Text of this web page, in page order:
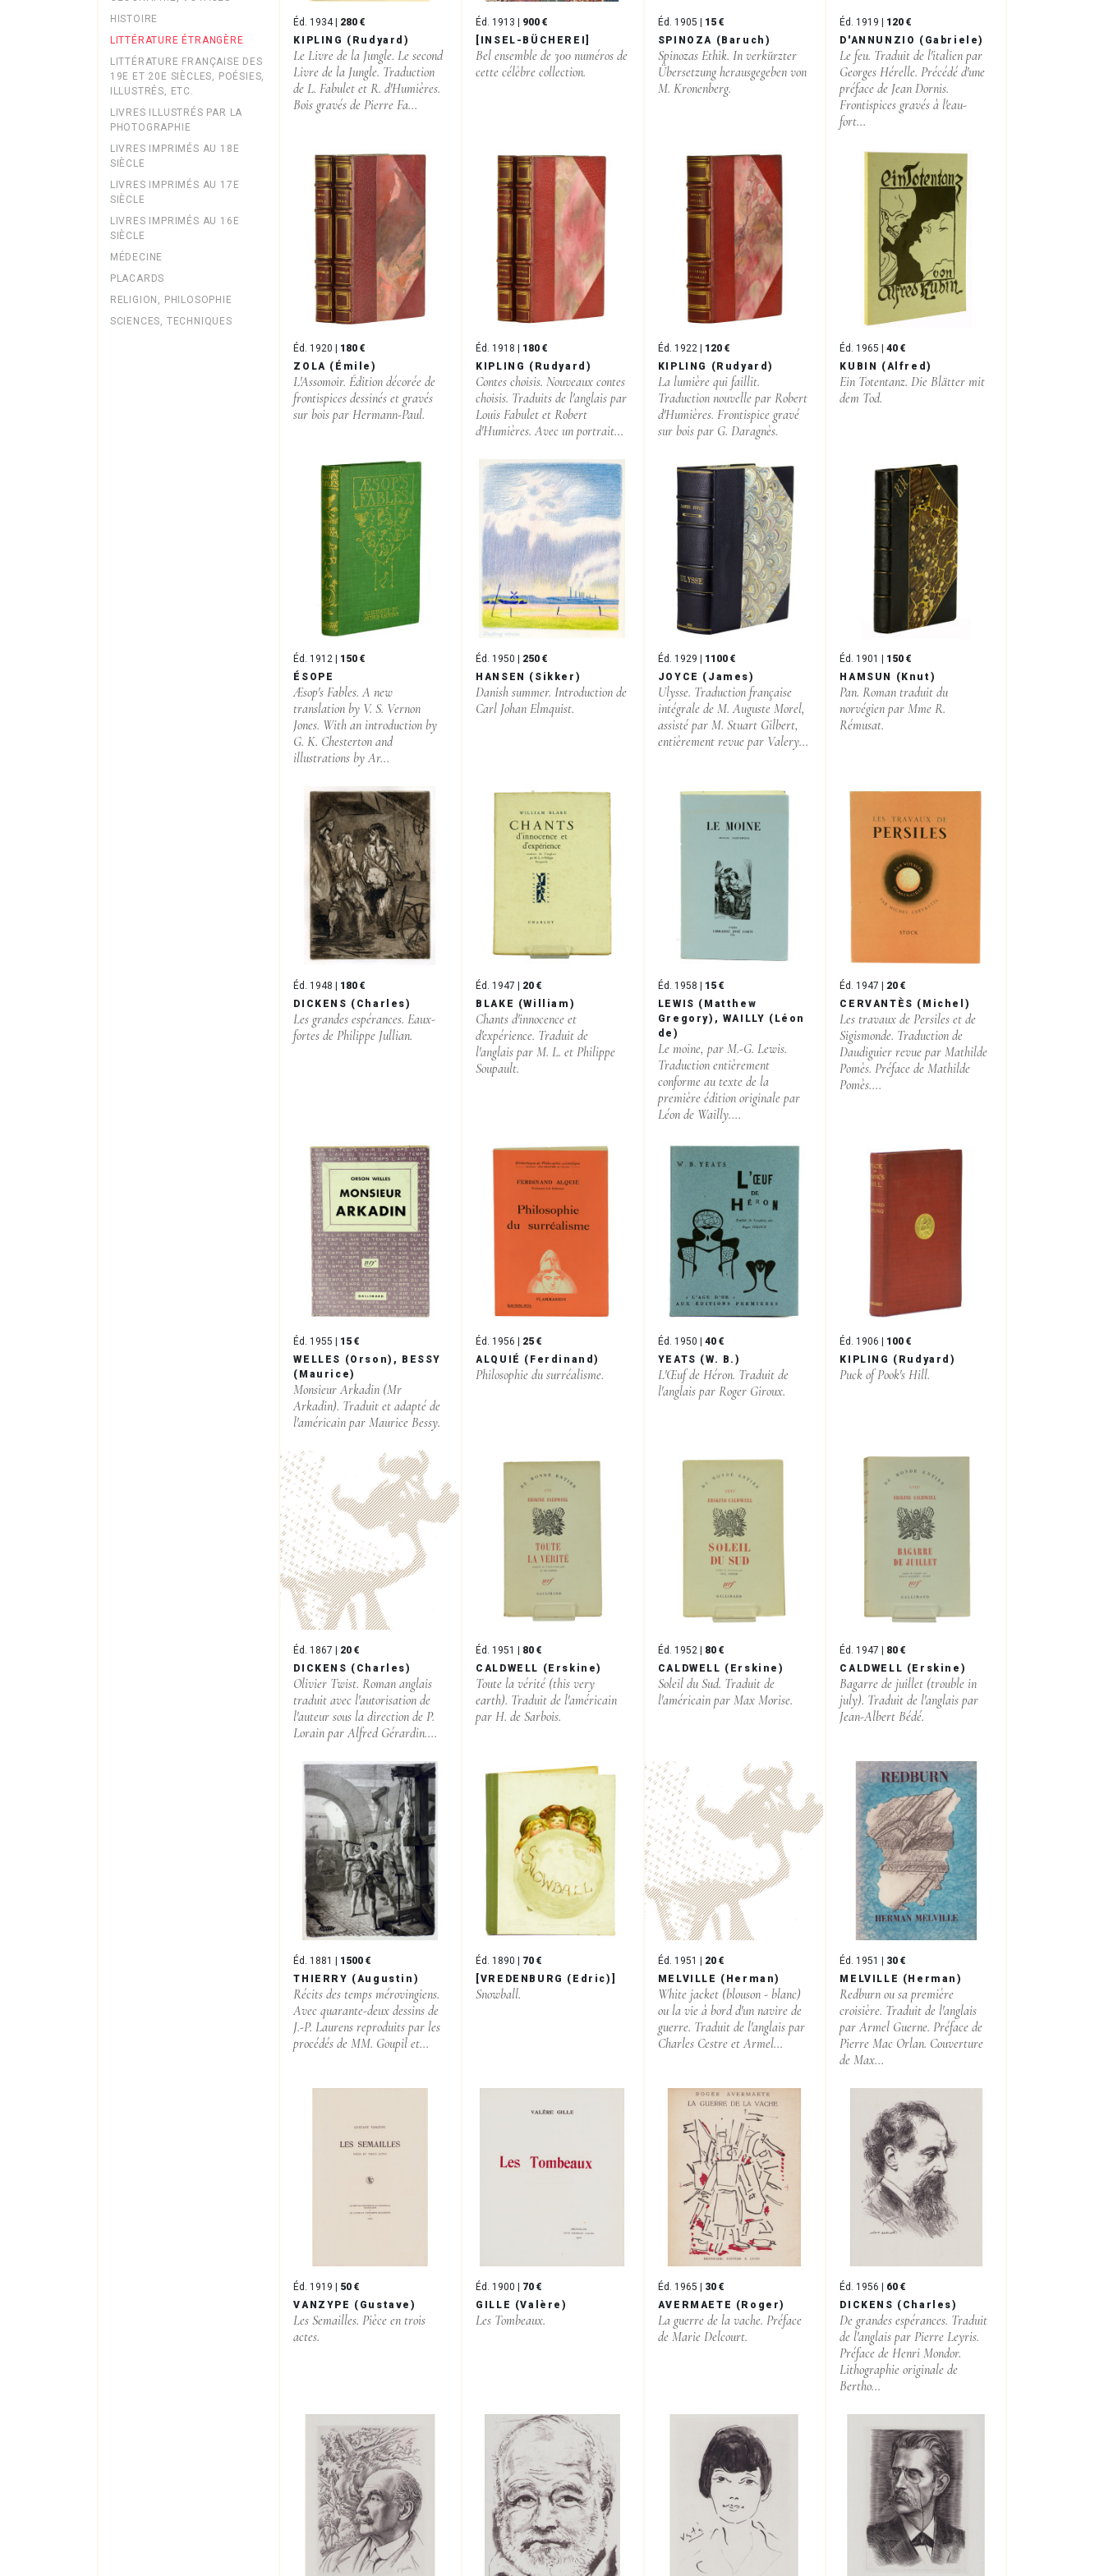
HISTOIRE
LITTÉRATURE ÉTRANGÈRE
LITTÉRATURE FRANÇAISE DES
19E ET 20E SIÈCLES, POÉSIES,
ILLUSTRÉS, ETC.
LIVRES ILLUSTRÉS PAR LA
PHOTOGRAPHIE
LIVRES IMPRIMÉS AU 18E
SIÈCLE
LIVRES IMPRIMÉS AU 17E
SIÈCLE
LIVRES IMPRIMÉS AU 16E
SIÈCLE
MÉDECINE
PLACARDS
RELIGION, PHILOSOPHIE
SCIENCES, TECHNIQUES
Éd. 1934 | 280 €
KIPLING (Rudyard)
Le Livre de la Jungle. Le second
Livre de la Jungle. Traduction
de L. Fabulet et R. d'Humières.
Bois gravés de Pierre Fa...
Éd. 1913 | 900 €
[INSEL-BÜCHEREI]
Bel ensemble de 300 numéros de
cette célèbre collection.
Éd. 1905 | 15 €
SPINOZA (Baruch)
Spinozas Ethik. In verkürzter
Übersetzung herausgegeben von
M. Kronenberg.
Éd. 1919 | 120 €
D'ANNUNZIO (Gabriele)
Le feu. Traduit de l'italien par
Georges Hérelle. Précédé d'une
préface de Jean Dornis.
Frontispices gravés à l'eau-
fort...
Éd. 1920 | 180 €
ZOLA (Émile)
L'Assomoir. Édition décorée de
frontispices dessinés et gravés
sur bois par Hermann-Paul.
Éd. 1918 | 180 €
KIPLING (Rudyard)
Contes choisis. Nouveaux contes
choisis. Traduits de l'anglais par
Louis Fabulet et Robert
d'Humières. Avec un portrait...
Éd. 1922 | 120 €
KIPLING (Rudyard)
La lumière qui faillit.
Traduction nouvelle par Robert
d'Humières. Frontispice gravé
sur bois par G. Daragnès.
Éd. 1965 |40 €
KUBIN (Alfred)
Ein Totentanz. Die Blätter mit
dem Tod.
Éd. 1912 | 150 €
ÉSOPE
Æsop's Fables. A new
translation by V. S. Vernon
Jones. With an introduction by
G. K. Chesterton and
illustrations by Ar...
Éd. 1950 | 250 €
HANSEN (Sikker)
Danish summer. Introduction de
Carl Johan Elmquist.
Éd. 1929 | 1100 €
JOYCE (James)
Ulysse. Traduction française
intégrale de M. Auguste Morel,
assisté par M. Stuart Gilbert,
entièrement revue par Valery...
Éd. 1901 | 150 €
HAMSUN (Knut)
Pan. Roman traduit du
norvégien par Mme R.
Rémusat.
Éd. 1948 | 180 €
DICKENS (Charles)
Les grandes espérances. Eaux-
fortes de Philippe Jullian.
Éd. 1947 | 20 €
BLAKE (William)
Chants d'innocence et
d'expérience. Traduit de
l'anglais par M. L. et Philippe
Soupault.
Éd. 1958 | 15 €
LEWIS (Matthew
Gregory), WAILLY (Léon
de)
Le moine, par M.-G. Lewis.
Traduction entièrement
conforme au texte de la
première édition originale par
Léon de Wailly....
Éd. 1947 | 20 €
CERVANTÈS (Michel)
Les travaux de Persiles et de
Sigismonde. Traduction de
Daudiguier revue par Mathilde
Pomès. Préface de Mathilde
Pomès....
Éd. 1955 | 15 €
WELLES (Orson), BESSY
(Maurice)
Monsieur Arkadin (Mr
Arkadin). Traduit et adapté de
l'américain par Maurice Bessy.
Éd. 1956 | 25 €
ALQUIÉ (Ferdinand)
Philosophie du surréalisme.
Éd. 1950 | 40 €
YEATS (W. B.)
L'Œuf de Héron. Traduit de
l'anglais par Roger Giroux.
Éd. 1906 | 100 €
KIPLING (Rudyard)
Puck of Pook's Hill.
Éd. 1867 | 20 €
DICKENS (Charles)
Olivier Twist. Roman anglais
traduit avec l'autorisation de
l'auteur sous la direction de P.
Lorain par Alfred Gérardin....
Éd. 1951 | 80 €
CALDWELL (Erskine)
Toute la vérité (this very
earth). Traduit de l'américain
par H. de Sarbois.
Éd. 1952 | 80 €
CALDWELL (Erskine)
Soleil du Sud. Traduit de
l'américain par Max Morise.
Éd. 1947 | 80 €
CALDWELL (Erskine)
Bagarre de juillet (trouble in
july). Traduit de l'anglais par
Jean-Albert Bédé.
Éd. 1881 | 1500 €
THIERRY (Augustin)
Récits des temps mérovingiens.
Avec quarante-deux dessins de
J.-P. Laurens reproduits par les
procédés de MM. Goupil et...
Éd. 1890 | 70 €
[VREDENBURG (Edric)]
Snowball.
Éd. 1951 | 20 €
MELVILLE (Herman)
White jacket (blouson - blanc)
ou la vie à bord d'un navire de
guerre. Traduit de l'anglais par
Charles Cestre et Armel...
Éd. 1951 | 30 €
MELVILLE (Herman)
Redburn ou sa première
croisière. Traduit de l'anglais
par Armel Guerne. Préface de
Pierre Mac Orlan. Couverture
de Max...
Éd. 1919 | 50 €
VANZYPE (Gustave)
Les Semailles. Pièce en trois
actes.
Éd. 1900 | 70 €
GILLE (Valère)
Les Tombeaux.
Éd. 1965 | 30 €
AVERMAETE (Roger)
La guerre de la vache. Préface
de Marie Delcourt.
Éd. 1956 | 60 €
DICKENS (Charles)
De grandes espérances. Traduit
de l'anglais par Pierre Leyris.
Préface de Henri Mondor.
Lithographie originale de
Bertho...